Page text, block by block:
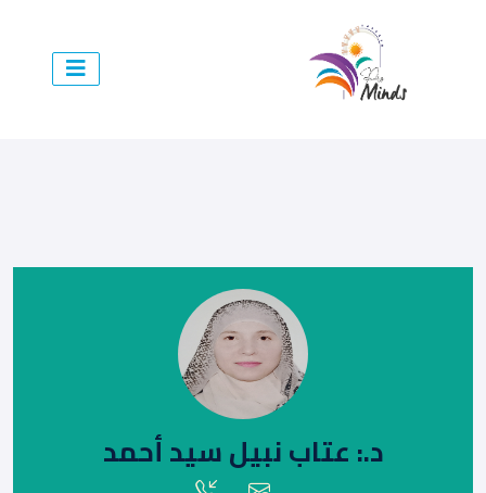
د.: عتاب نبيل سيد أحمد